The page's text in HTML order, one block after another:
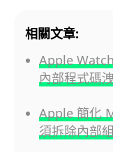
相關文章:
Apple
內部程式碼
Apple 簡化
須拆除內部